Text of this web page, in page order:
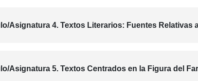
Asignatura 4. Textos Literarios: Fuentes Relativas
Asignatura 5. Textos Centrados en la Figura del